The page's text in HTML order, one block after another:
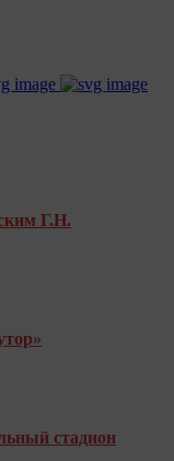
Г.Н.
стадион